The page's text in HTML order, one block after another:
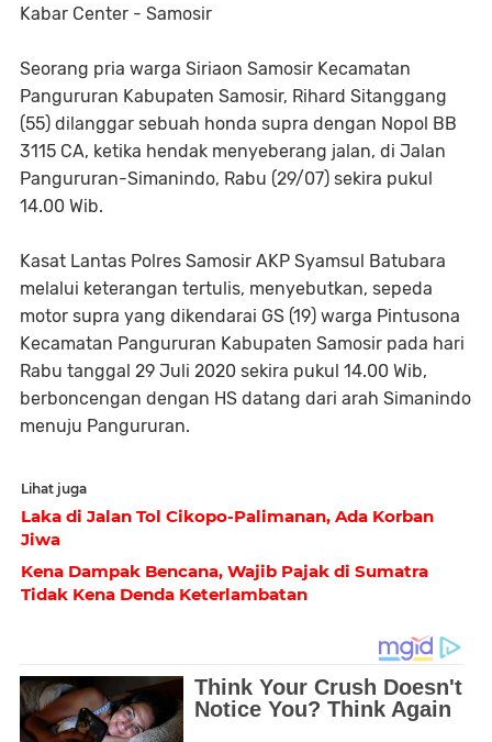
Kabar Center - Samosir
Seorang pria warga Siriaon Samosir Kecamatan
Pangururan Kabupaten Samosir, Rihard Sitanggang
(55) dilanggar sebuah honda supra dengan Nopol BB
3115 CA, ketika hendak menyeberang jalan, di Jalan
Pangururan-Simanindo, Rabu (29/07) sekira pukul
14.00 Wib.
Kasat Lantas Polres Samosir AKP Syamsul Batubara
melalui keterangan tertulis, menyebutkan, sepeda
motor supra yang dikendarai GS (19) warga Pintusona
Kecamatan Pangururan Kabupaten Samosir pada hari
Rabu tanggal 29 Juli 2020 sekira pukul 14.00 Wib,
berboncengan dengan HS datang dari arah Simanindo
menuju Pangururan.
Lihat juga
Laka di Jalan Tol Cikopo-Palimanan, Ada Korban
Jiwa
Kena Dampak Bencana, Wajib Pajak di Sumatra
Tidak Kena Denda Keterlambatan